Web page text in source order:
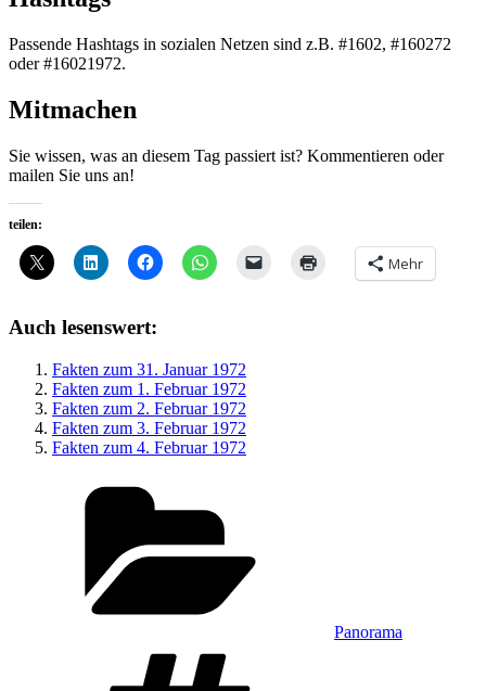
Passende Hashtags in sozialen Netzen sind z.B. #1602, #160272
oder #16021972.
Mitmachen
Sie wissen, was an diesem Tag passiert ist? Kommentieren oder
mailen Sie uns an!
teilen:
Mehr
Auch lesenswert:
Fakten zum 31. Januar 1972
Fakten zum 1. Februar 1972
Fakten zum 2. Februar 1972
Fakten zum 3. Februar 1972
Fakten zum 4. Februar 1972
Panorama